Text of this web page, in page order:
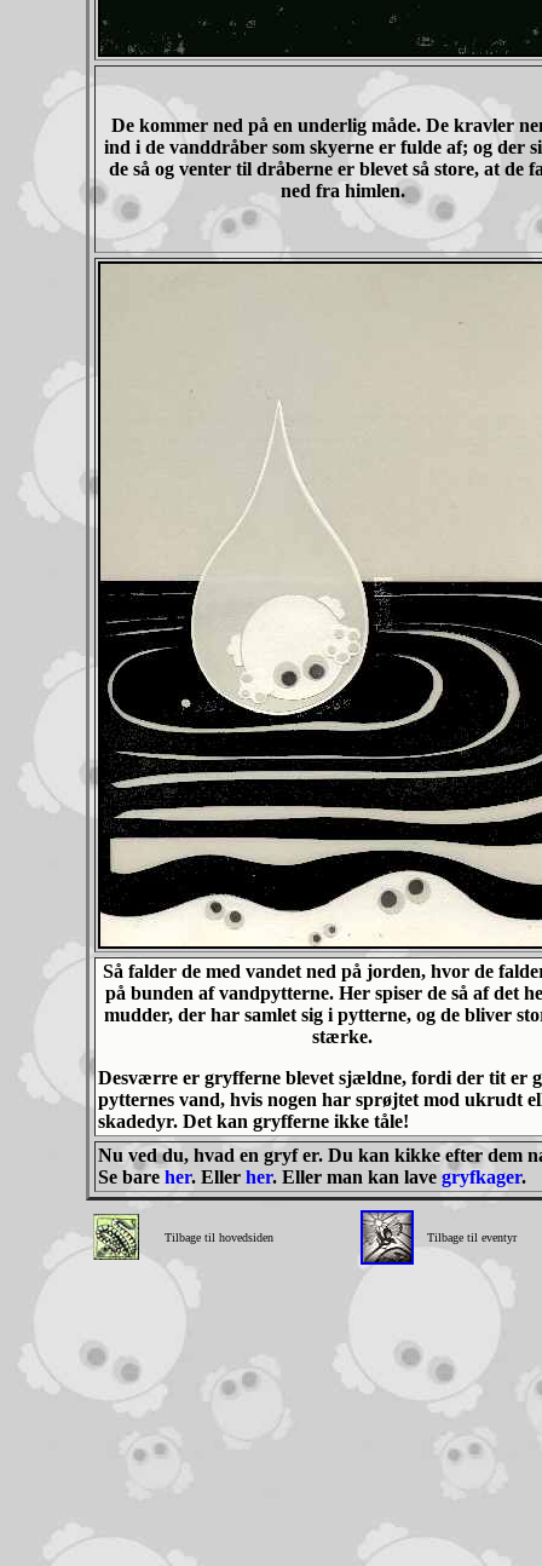
De kommer ned på en underlig måde. De kravler
ind i de vanddråber som skyerne er fulde af; og der
de så og venter til dråberne er blevet så store, at de
ned fra himlen.
Så falder de med vandet ned på jorden, hvor de
på bunden af vandpytterne. Her spiser de så af det
mudder, der har samlet sig i pytterne, og de bliver
stærke.
Desværre er gryfferne blevet sjældne, fordi der tit er
pytternes vand, hvis nogen har sprøjtet mod ukrudt
skadedyr. Det kan gryfferne ikke tåle!
Nu ved du, hvad en gryf er. Du kan kikke efter dem
Se bare her. Eller her. Eller man kan lave gryfkager.
Tilbage til hovedsiden Tilbage til eventyr